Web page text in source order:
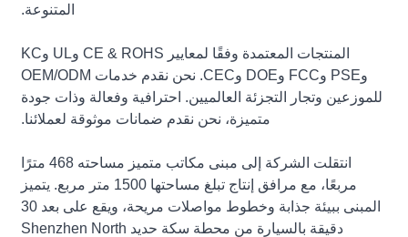
المتنوعة.
المنتجات المعتمدة وفقًا لمعايير CE & ROHS وUL وKC
وPSE وFCC وDOE وCEC. نحن نقدم خدمات OEM/ODM
للموزعين وتجار التجزئة العالميين. احترافية وفعالة وذات جودة
متميزة، نحن نقدم ضمانات موثوقة لعملائنا.
انتقلت الشركة إلى مبنى مكاتب متميز مساحته 468 مترًا
مربعًا، مع مرافق إنتاج تبلغ مساحتها 1500 متر مربع. يتميز
المبنى ببيئة جذابة وخطوط مواصلات مريحة، ويقع على بعد 30
دقيقة بالسيارة من محطة سكة حديد Shenzhen North